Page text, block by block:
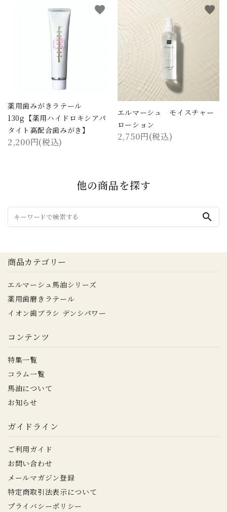
薬用歯みがきラテール
130g【薬用ハイドロキシアパ
タイト高配合歯みがき】
2,200円(税込)
favorite
エルマーシュ モイスチャー
ローション
2,750円(税込)
favorite
他の商品を探す
search
商品カテゴリー
エルマーシュ馬油シリーズ
薬用歯磨きラテール
イオン歯ブラシ デンシパワー
コンテンツ
特集一覧
コラム一覧
馬油について
お知らせ
ガイドライン
ご利用ガイド
お問い合わせ
メールマガジン登録
特定商取引法表示について
プライバシーポリシー